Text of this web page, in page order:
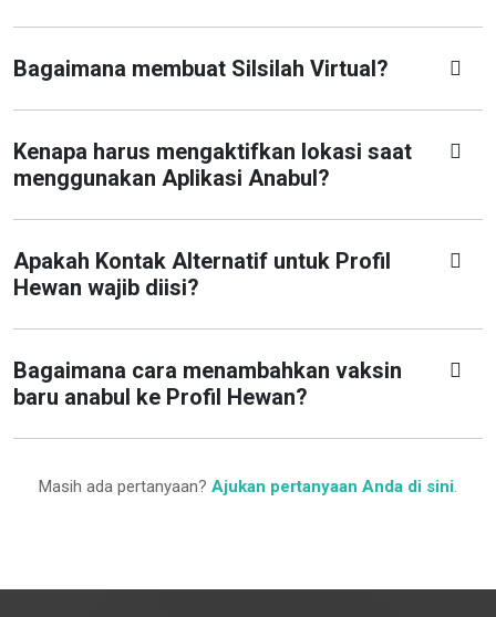
Bagaimana membuat Silsilah Virtual?
Kenapa harus mengaktifkan lokasi saat
menggunakan Aplikasi Anabul?
Apakah Kontak Alternatif untuk Profil
Hewan wajib diisi?
Bagaimana cara menambahkan vaksin
baru anabul ke Profil Hewan?
Masih ada pertanyaan? Ajukan pertanyaan Anda di sini.